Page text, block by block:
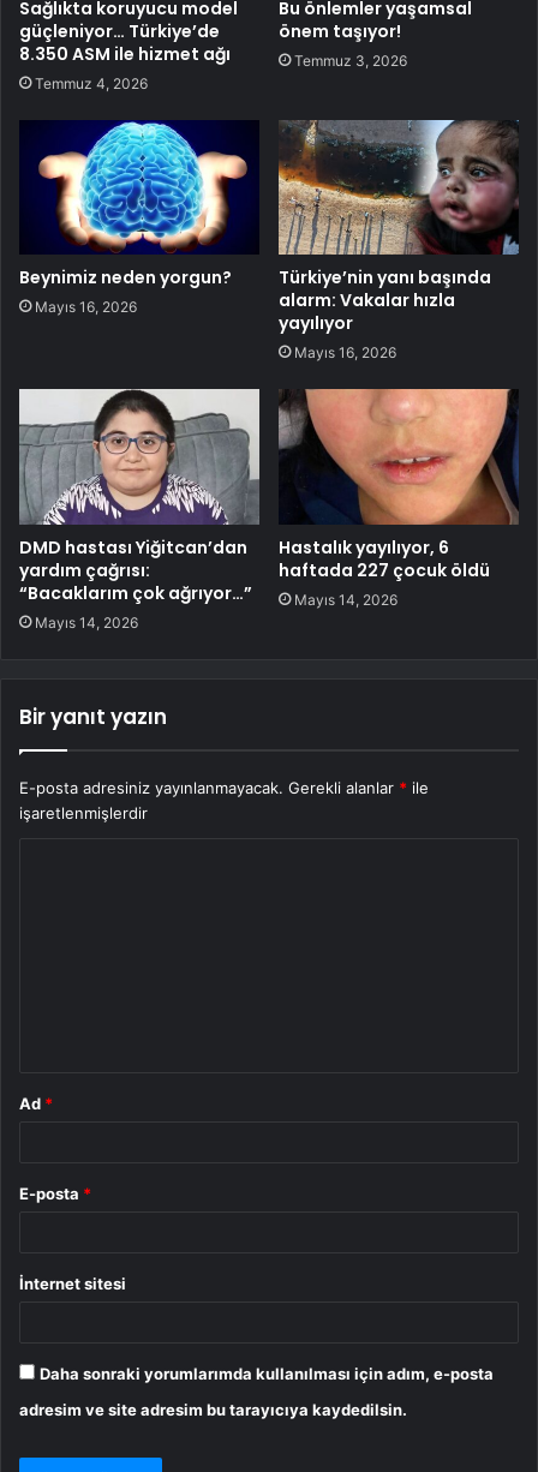
Sağlıkta koruyucu model
güçleniyor… Türkiye’de
8.350 ASM ile hizmet ağı
Temmuz 4, 2026
Bu önlemler yaşamsal
önem taşıyor!
Temmuz 3, 2026
Beynimiz neden yorgun?
Mayıs 16, 2026
Türkiye’nin yanı başında
alarm: Vakalar hızla
yayılıyor
Mayıs 16, 2026
DMD hastası Yiğitcan’dan
yardım çağrısı:
“Bacaklarım çok ağrıyor…”
Mayıs 14, 2026
Hastalık yayılıyor, 6
haftada 227 çocuk öldü
Mayıs 14, 2026
Bir yanıt yazın
E-posta adresiniz yayınlanmayacak. Gerekli alanlar * ile
işaretlenmişlerdir
Ad *
E-posta *
İnternet sitesi
Daha sonraki yorumlarımda kullanılması için adım, e-posta
adresim ve site adresim bu tarayıcıya kaydedilsin.